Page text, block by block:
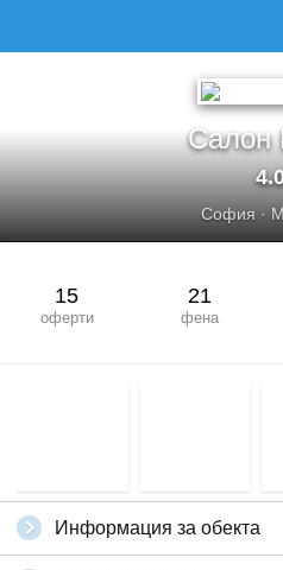
Салон
София·
15
оферти
21
фена
Информация за обекта